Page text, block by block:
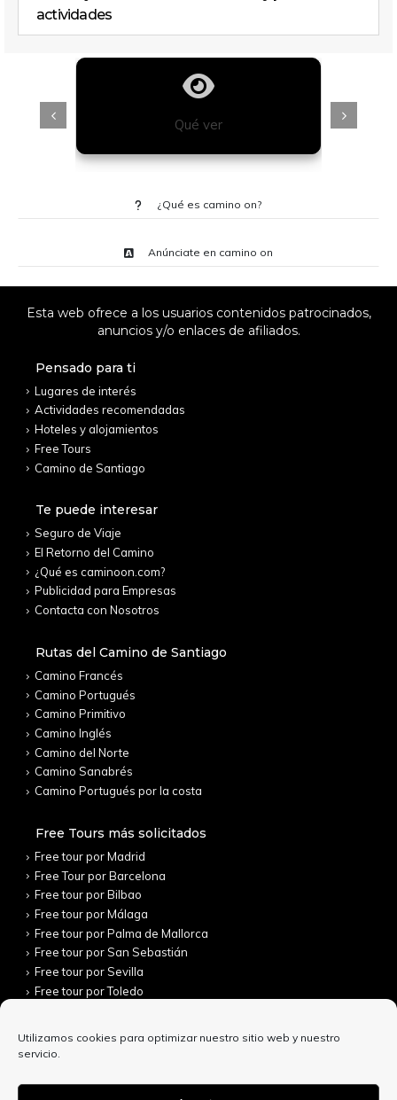
Utilizamos cookies para optimizar nuestro sitio web y nuestro
servicio.
actividades
Qué ver
¿Qué es camino on?
Anúnciate en camino on
Esta web ofrece a los usuarios contenidos patrocinados,
anuncios y/o enlaces de afiliados.
Pensado para ti
Lugares de interés
Actividades recomendadas
Hoteles y alojamientos
Free Tours
Camino de Santiago
Te puede interesar
Seguro de Viaje
El Retorno del Camino
¿Qué es caminoon.com?
Publicidad para Empresas
Contacta con Nosotros
Rutas del Camino de Santiago
Camino Francés
Camino Portugués
Camino Primitivo
Camino Inglés
Camino del Norte
Camino Sanabrés
Camino Portugués por la costa
Free Tours más solicitados
Free tour por Madrid
Free Tour por Barcelona
Free tour por Bilbao
Free tour por Málaga
Free tour por Palma de Mallorca
Free tour por San Sebastián
Free tour por Sevilla
Free tour por Toledo